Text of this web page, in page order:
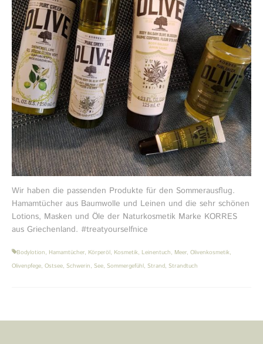
Wir haben die passenden Produkte für den Sommerausflug.
Hamamtücher aus Baumwolle und Leinen und die sehr schönen
Lotions, Masken und Öle der Naturkosmetik Marke KORRES
aus Griechenland. #treatyourselfnice
Bodylotion, Hamamtücher, Körperöl, Kosmetik, Leinentuch, Meer, Olivenkosmetik,
Olivenpfege, Ostsee, Schwerin, See, Sommergefühl, Strand, Strandtuch